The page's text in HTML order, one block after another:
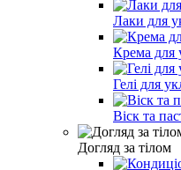
Лаки для
Крема для
Гелі для
Віск та
Догляд за тілом